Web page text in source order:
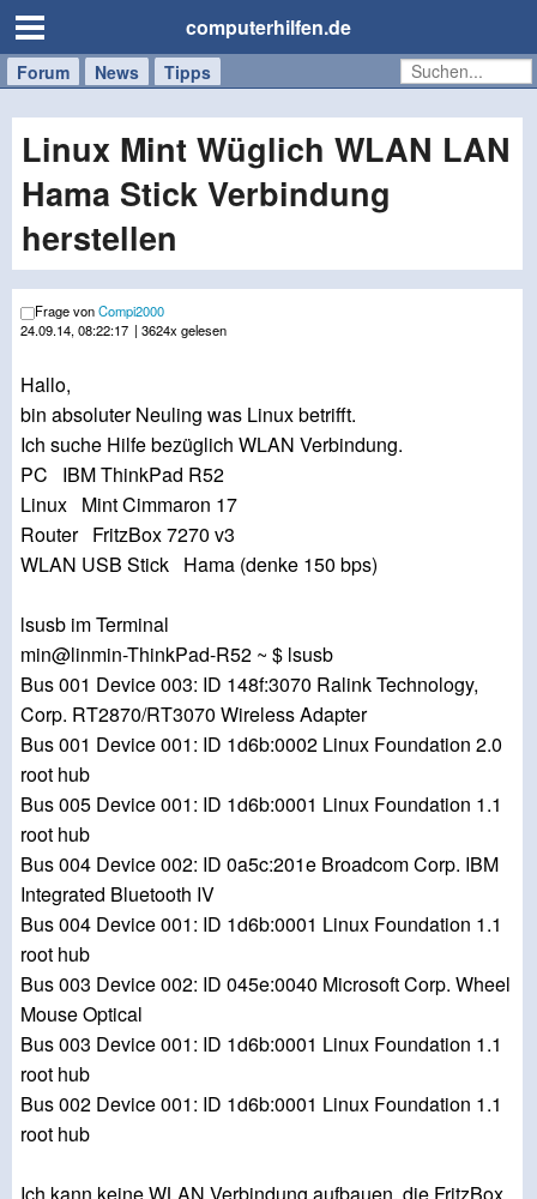
computerhilfen.de
Forum News Tipps
Handy
Tablet
Windows
Mac
Linux Mint Wüglich WLAN LAN
Hama Stick Verbindung
herstellen
Frage vonCompi2000
24.09.14, 08:22:17 | 3624x gelesen
Hallo,
bin absoluter Neuling was Linux betrifft.
Ich suche Hilfe bezüglich WLAN Verbindung.
PC IBM ThinkPad R52
Linux Mint Cimmaron 17
Router FritzBox 7270 v3
WLAN USB Stick Hama (denke 150 bps)
lsusb im Terminal
min@linmin-ThinkPad-R52 ~ $ lsusb
Bus 001 Device 003: ID 148f:3070 Ralink Technology,
Corp. RT2870/RT3070 Wireless Adapter
Bus 001 Device 001: ID 1d6b:0002 Linux Foundation 2.0
root hub
Bus 005 Device 001: ID 1d6b:0001 Linux Foundation 1.1
root hub
Bus 004 Device 002: ID 0a5c:201e Broadcom Corp. IBM
Integrated Bluetooth IV
Bus 004 Device 001: ID 1d6b:0001 Linux Foundation 1.1
root hub
Bus 003 Device 002: ID 045e:0040 Microsoft Corp. Wheel
Mouse Optical
Bus 003 Device 001: ID 1d6b:0001 Linux Foundation 1.1
root hub
Bus 002 Device 001: ID 1d6b:0001 Linux Foundation 1.1
root hub